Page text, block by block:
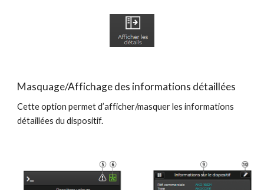
Masquage/Affichage des informations détaillées
Cette option permet d’afficher/masquer les informations
détaillées du dispositif.